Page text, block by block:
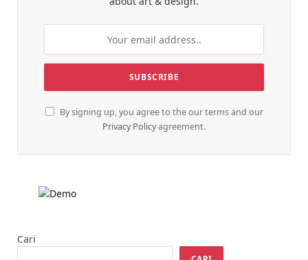
By signing up, you agree to the our terms and our
Privacy Policyagreement.
Cari